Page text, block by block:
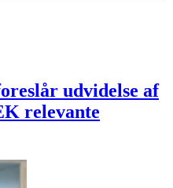
udvidelse af
relevante